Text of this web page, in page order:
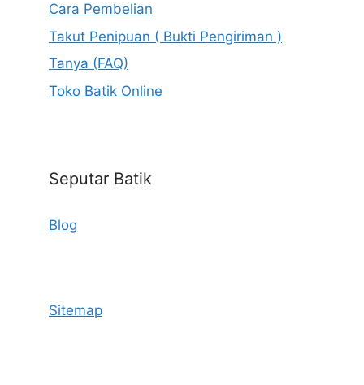
Cara Pembelian
Takut Penipuan ( Bukti Pengiriman )
Tanya (FAQ)
Toko Batik Online
Seputar Batik
Blog
Sitemap